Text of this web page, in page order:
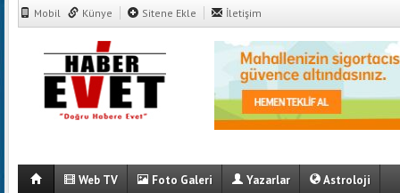
Mobil Künye Sitene Ekle İletişim
Web TV Foto Galeri Yazarlar Astroloji